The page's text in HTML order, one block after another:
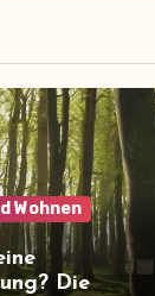
Wohnen
Die